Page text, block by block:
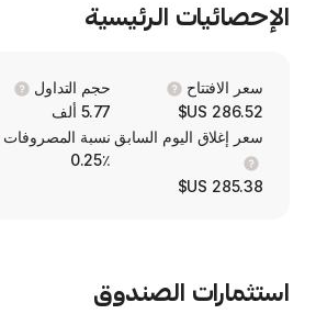
الإحصائيات الرئيسية
سعر الافتتاح
286.52 US$
حجم التداول
5.77 ألف
سعر إغلاق اليوم السابق
285.38 US$
نسبة المصروفات
0.25٪
استثمارات الصندوق